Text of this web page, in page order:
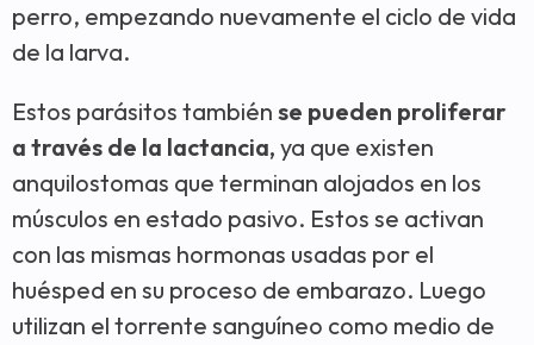
perro, empezando nuevamente el ciclo de vida
de la larva.
Estos parásitos también se pueden proliferar
a través de la lactancia, ya que existen
anquilostomas que terminan alojados en los
músculos en estado pasivo. Estos se activan
con las mismas hormonas usadas por el
huésped en su proceso de embarazo. Luego
utilizan el torrente sanguíneo como medio de